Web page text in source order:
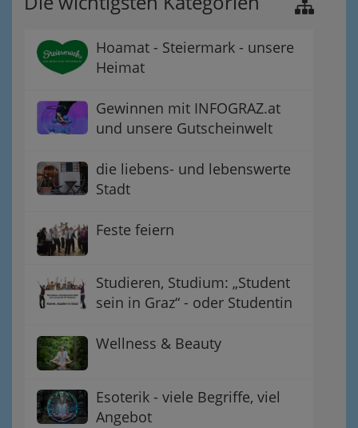
Hoamat - Steiermark - unsere
Heimat
Gewinnen mit INFOGRAZ.at
und unsere Gutscheinwelt
die liebens- und lebenswerte
Stadt
Feste feiern
Studieren, Studium: „Student
sein in Graz“ - oder Studentin
Wellness & Beauty
Esoterik - viele Begriffe, viel
Angebot